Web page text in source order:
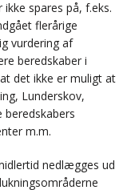
spares på, f.eks.
flerårige
vurdering af
beredskaber i
det ikke er muligt at
Lunderskov,
beredskabers
m.m.
nedlægges ud